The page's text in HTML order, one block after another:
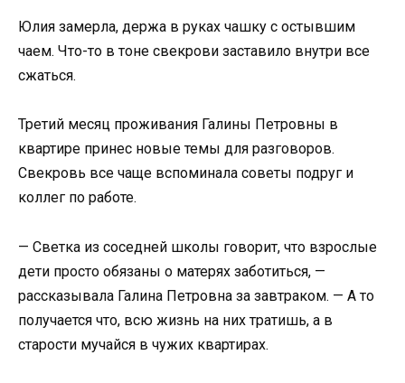
Юлия замерла, держа в руках чашку с остывшим
чаем. Что-то в тоне свекрови заставило внутри все
сжаться.
Третий месяц проживания Галины Петровны в
квартире принес новые темы для разговоров.
Свекровь все чаще вспоминала советы подруг и
коллег по работе.
— Светка из соседней школы говорит, что взрослые
дети просто обязаны о матерях заботиться, —
рассказывала Галина Петровна за завтраком. — А то
получается что, всю жизнь на них тратишь, а в
старости мучайся в чужих квартирах.